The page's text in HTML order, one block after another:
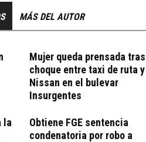
MÁS DEL AUTOR
Mujer queda prensada tras
choque entre taxi de ruta y
Nissan en el bulevar
Insurgentes
la
Obtiene FGE sentencia
condenatoria por robo a